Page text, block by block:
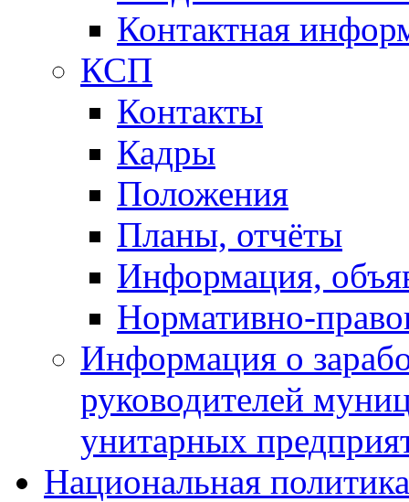
Контактная
КСП
Контакты
Кадры
Положения
Планы, отчёты
Информация,
Нормативно-
Информация о
руководителей
унитарных
Национальная политика